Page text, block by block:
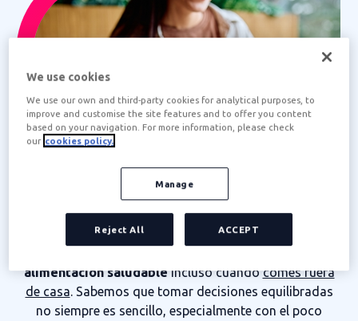
¿Qué es el Programa FOOD?
alimentación saludableincluso cuandocomes fuera
de casa. Sabemos que tomar decisiones equilibradas
no siempre es sencillo, especialmente con el poco
We use cookies
We use our own and third-party cookies for analytical purposes, to
improve and customise the site features and to offer you content
based on your navigation. For more information, please check
our cookies policy.
Manage
Reject All ACCEPT